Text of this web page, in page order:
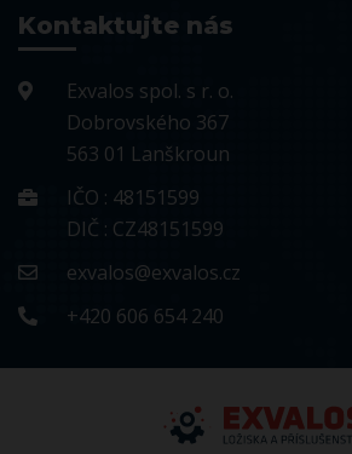
Kontaktujte nás
Exvalos spol. s r. o.
Dobrovského 367
563 01 Lanškroun
IČO : 48151599
DIČ : CZ48151599
exvalos@exvalos.cz
+420 606 654 240